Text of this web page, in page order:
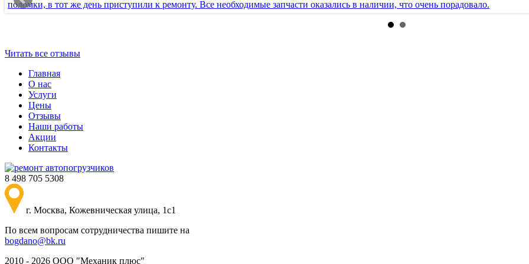
поломки, в тот же день приступили к ремонту. Все необходимые запчасти оказались в наличии, что очень порадовало.
Читать все отзывы
Главная
О нас
Услуги
Цены
Отзывы
Наши работы
Акции
Контакты
8 498 705 5308
г. Москва, Кожевническая улица, 1с1
По всем вопросам сотрудничества пишите на
bogdano@bk.ru
2010 - 2026 ООО "Механик плюс"